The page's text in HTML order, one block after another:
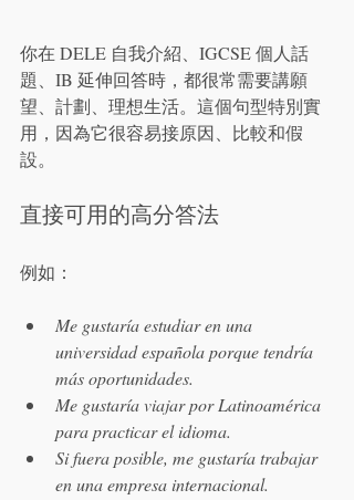
你在 DELE 自我介紹、IGCSE 個人話
題、IB 延伸回答時，都很常需要講願
望、計劃、理想生活。這個句型特別實
用，因為它很容易接原因、比較和假
設。
直接可用的高分答法
例如：
Me gustaría estudiar en una
universidad española porque tendría
más oportunidades.
Me gustaría viajar por Latinoamérica
para practicar el idioma.
Si fuera posible, me gustaría trabajar
en una empresa internacional.